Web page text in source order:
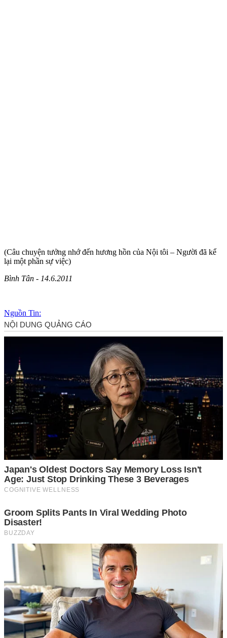
(Câu chuyện tưởng nhớ đến hương hồn của Nội tôi – Người đã kể
lại một phần sự việc)
Bình Tân - 14.6.2011
Nguồn Tin: